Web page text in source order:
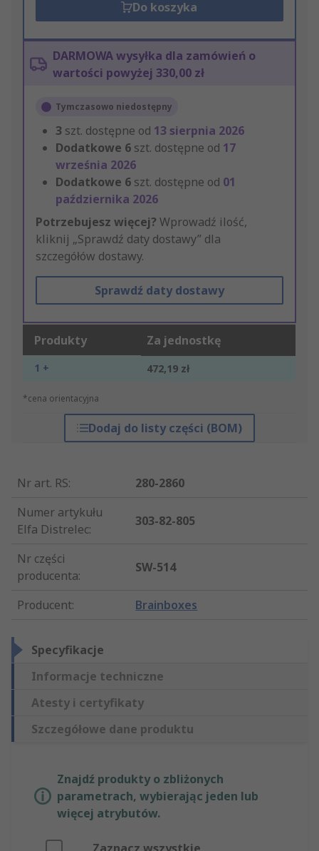
Do koszyka
DARMOWA wysyłka dla zamówień o
wartości powyżej 330,00 zł
Tymczasowo niedostępny
3 szt. dostępne od 13 sierpnia 2026
Dodatkowe 6 szt. dostępne od 17
września 2026
Dodatkowe 6 szt. dostępne od 01
października 2026
Potrzebujesz więcej? Wprowadź ilość,
kliknij „Sprawdź daty dostawy” dla
szczegółów dostawy.
Sprawdź daty dostawy
Produkty Za jednostkę
1 + 472,19 zł
*cena orientacyjna
Dodaj do listy części (BOM)
Nr art. RS:
280-2860
Numer artykułu
Elfa Distrelec:
303-82-805
Nr części
producenta:
SW-514
Producent: Brainboxes
Specyfikacje
Informacje techniczne
Atesty i certyfikaty
Szczegółowe dane produktu
Znajdź produkty o zbliżonych
parametrach, wybierając jeden lub
więcej atrybutów.